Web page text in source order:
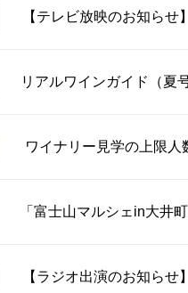
【テレビ放映のお知ら
リアルワインガイド（夏
ワイナリー見学の上限人
「富士山マルシェin大井
【ラジオ出演のお知らせ